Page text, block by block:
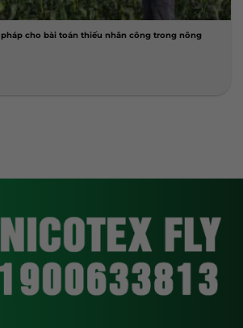
pháp cho bài toán thiếu nhân công trong nông